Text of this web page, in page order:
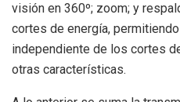
visión en 360º; zoom; y
cortes de energía,
independiente de los cortes
otras características.